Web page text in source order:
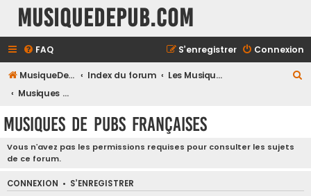
MusiqueDePub.com
FAQ Connexion
S’enregistrer
MusiqueDePub.com Index du forum
Les Musiques De Pubs
Musiques de Pubs Françaises
Musiques de Pubs Françaises
Vous n’avez pas les permissions requises pour consulter les sujets
de ce forum.
CONNEXION • S’ENREGISTRER